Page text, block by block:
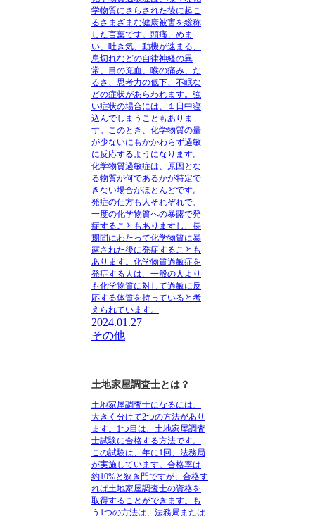
学物質にさらされた後に起こ
るさまざまな健康被害を総称
した言葉です。 頭痛、めま
い、吐き気、動機が速まる、
息切れなどの自律神経の異
常、目の充血、喉の痛み、だ
るさ、思考力の低下、不眠な
どの症状があらわれます。強
い症状の場合には、１日中寝
込んでしまうこともありま
す。このとき、化学物質の量
が少ないにもかかわらず過敏
に反応するようになります。
化学物質過敏症は、原因とな
る物質が何であるかが特定で
きない場合がほとんどです。
発症の仕方も人それぞれで、
一度の化学物質への暴露で発
症することもありますし、長
期間にわたって化学物質に暴
露された後に発症することも
あります。化学物質過敏症を
発症する人は、一般の人より
も化学物質に対して過敏に反
応する体質を持っていると考
えられています。
2024.01.27
その他
土地家屋調査士とは？
土地家屋調査士になるには、
大きく分けて2つの方法があり
ます。 1つ目は、土地家屋調査
士試験に合格する方法です。
この試験は、年に1回、法務局
が実施しています。合格率は
約10%と狭き門ですが、合格す
れば土地家屋調査士の資格を
取得することができます。
も
う1つの方法は、法務局または